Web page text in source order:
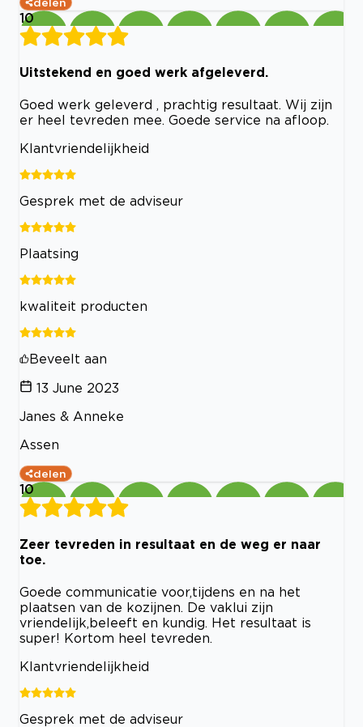
10
Uitstekend en goed werk afgeleverd.
Goed werk geleverd , prachtig resultaat. Wij zijn
er heel tevreden mee. Goede service na afloop.
Klantvriendelijkheid
Gesprek met de adviseur
Plaatsing
kwaliteit producten
Beveelt aan
13 June 2023
Janes & Anneke
Assen
delen
10
Zeer tevreden in resultaat en de weg er naar
toe.
Goede communicatie voor,tijdens en na het
plaatsen van de kozijnen. De vaklui zijn
vriendelijk,beleeft en kundig. Het resultaat is
super! Kortom heel tevreden.
Klantvriendelijkheid
Gesprek met de adviseur